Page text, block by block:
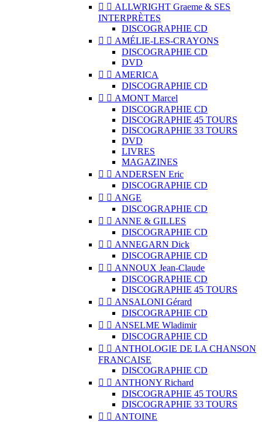
  ALLWRIGHT Graeme & SES
INTERPRÈTES
DISCOGRAPHIE CD
  AMÉLIE-LES-CRAYONS
DISCOGRAPHIE CD
DVD
  AMERICA
DISCOGRAPHIE CD
  AMONT Marcel
DISCOGRAPHIE CD
DISCOGRAPHIE 45 TOURS
DISCOGRAPHIE 33 TOURS
DVD
LIVRES
MAGAZINES
  ANDERSEN Eric
DISCOGRAPHIE CD
  ANGE
DISCOGRAPHIE CD
  ANNE & GILLES
DISCOGRAPHIE CD
  ANNEGARN Dick
DISCOGRAPHIE CD
  ANNOUX Jean-Claude
DISCOGRAPHIE CD
DISCOGRAPHIE 45 TOURS
  ANSALONI Gérard
DISCOGRAPHIE CD
  ANSELME Wladimir
DISCOGRAPHIE CD
  ANTHOLOGIE DE LA CHANSON
FRANCAISE
DISCOGRAPHIE CD
  ANTHONY Richard
DISCOGRAPHIE 45 TOURS
DISCOGRAPHIE 33 TOURS
  ANTOINE